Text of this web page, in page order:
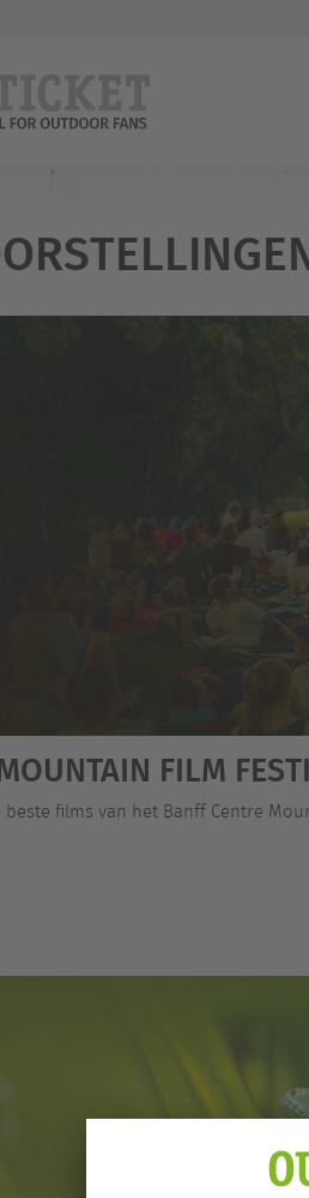
FILM
films van het Banff Centre